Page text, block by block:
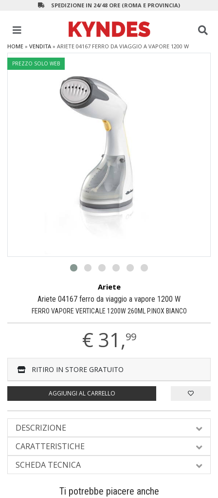
SPEDIZIONE IN 24/48 ORE (ROMA E PROVINCIA)
HOME » VENDITA » ARIETE 04167 FERRO DA VIAGGIO A VAPORE 1200 W
PREZZO SOLO WEB
Ariete
Ariete 04167 ferro da viaggio a vapore 1200 W
FERRO VAPORE VERTICALE 1200W 260ML P.INOX BIANCO
€ 31,99
RITIRO IN STORE GRATUITO
AGGIUNGI AL CARRELLO
DESCRIZIONE
CARATTERISTICHE
SCHEDA TECNICA
Ti potrebbe piacere anche